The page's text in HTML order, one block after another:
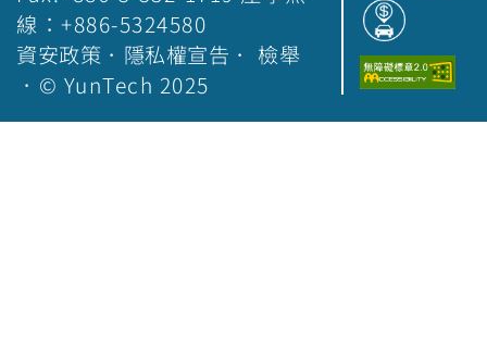
線：+886-5324580
資安政策 ． 隱私權宣告 ． 檢舉
．© YunTech 2025